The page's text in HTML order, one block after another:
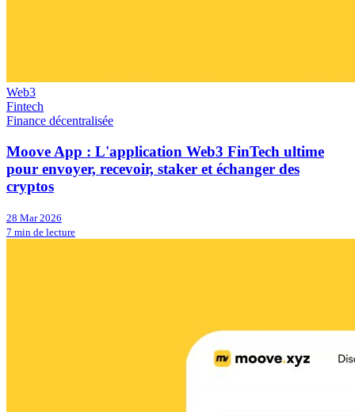
Web3
Fintech
Finance décentralisée
Moove App : L'application Web3 FinTech ultime
pour envoyer, recevoir, staker et échanger des
cryptos
28 Mar 2026
7 min de lecture